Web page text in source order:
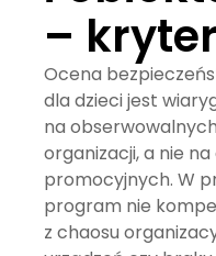
–
Ocena
dla dzieci jest
na
organizacji, a nie
promocyjnych. W
program nie
z chaosu